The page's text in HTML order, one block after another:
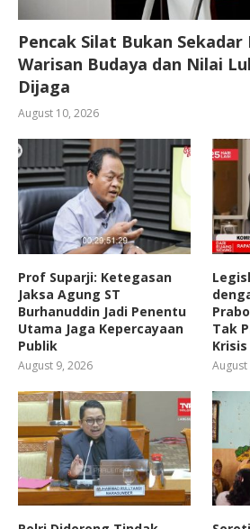
Pencak Silat Bukan Sekadar
Warisan Budaya dan Nilai
Dijaga
August 10, 2026
Prof Suparji: Ketegasan
Jaksa Agung ST
Burhanuddin Jadi Penentu
Utama Jaga Kepercayaan
Publik
August 9, 2026
Tak
August